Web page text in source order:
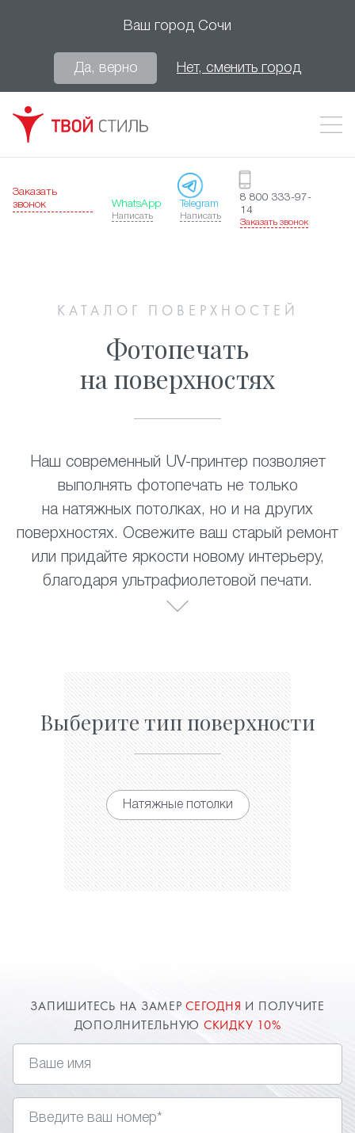
Ваш город Сочи
Да, верно Нет, сменить город
Заказать
звонок
WhatsApp
Написать
Telegram
Написать
8 800 333-97-
14
Заказать звонок
КАТАЛОГ ПОВЕРХНОСТЕЙ
Фотопечать
на поверхностях
Наш современный UV-принтер позволяет
выполнять фотопечать не только
на натяжных потолках, но и на других
поверхностях. Освежите ваш старый ремонт
или придайте яркости новому интерьеру,
благодаря ультрафиолетовой печати.
Выберите тип поверхности
Натяжные потолки
ЗАПИШИТЕСЬ НА ЗАМЕРСЕГОДНЯ И ПОЛУЧИТЕ
ДОПОЛНИТЕЛЬНУЮ СКИДКУ 10%